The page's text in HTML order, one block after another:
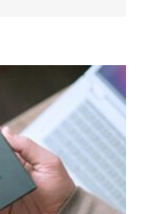
e-mail et mon
mon prochain